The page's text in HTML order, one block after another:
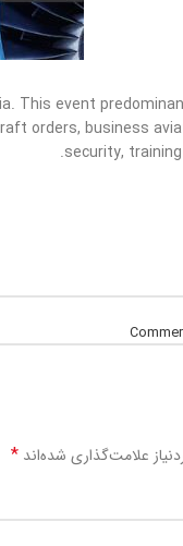
event
orders, business
security,
علامت‌گذاری شده‌اند *